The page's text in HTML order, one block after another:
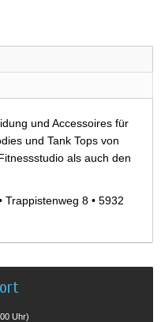
und Accessoires für
und Tank Tops von
als auch den
Trappistenweg 8 • 5932
Uhr)